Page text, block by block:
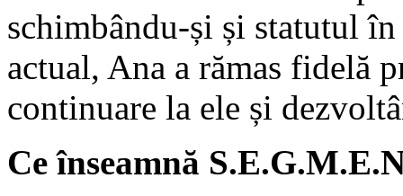
schimbându-și și statutul
actual, Ana a rămas fidelă
continuare la ele și
Ce înseamnă